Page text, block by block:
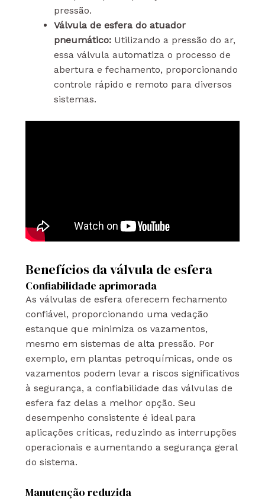
pressão.
Válvula de esfera do atuador
pneumático:Utilizando a pressão do ar,
essa válvula automatiza o processo de
abertura e fechamento, proporcionando
controle rápido e remoto para diversos
sistemas.
Benefícios da válvula de esfera
Confiabilidade aprimorada
As válvulas de esfera oferecem fechamento
confiável, proporcionando uma vedação
estanque que minimiza os vazamentos,
mesmo em sistemas de alta pressão. Por
exemplo, em plantas petroquímicas, onde os
vazamentos podem levar a riscos significativos
à segurança, a confiabilidade das válvulas de
esfera faz delas a melhor opção. Seu
desempenho consistente é ideal para
aplicações críticas, reduzindo as interrupções
operacionais e aumentando a segurança geral
do sistema.
Manutenção reduzida